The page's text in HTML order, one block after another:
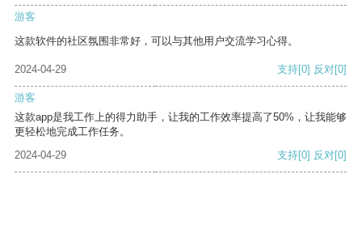
游客
这款软件的社区氛围非常好，可以与其他用户交流学习心得。
2024-04-29 支持[0] 反对[0]
游客
这款app是我工作上的得力助手，让我的工作效率提高了50%，让我能够
更轻松地完成工作任务。
2024-04-29
支持[0] 反对[0]